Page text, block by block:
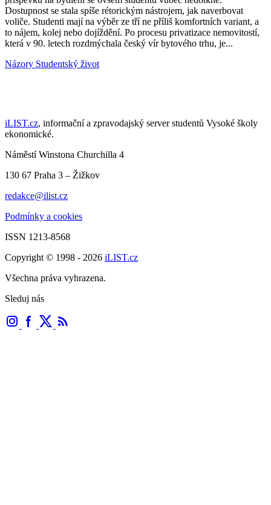
Dostupnost se stala spíše rétorickým nástrojem, jak naverbovat
voliče. Studenti mají na výběr ze tří ne příliš komfortních variant, a
to nájem, kolej nebo dojíždění. Po procesu privatizace nemovitostí,
která v 90. letech rozdmýchala český vír bytového trhu, je...
Názory Studentský život
iLIST.cz, informační a zpravodajský server studentů Vysoké školy
ekonomické.
Náměstí Winstona Churchilla 4
130 67 Praha 3 – Žižkov
redakce@ilist.cz
Podmínky a cookies
ISSN 1213-8568
Copyright © 1998 - 2026 iLIST.cz
Všechna práva vyhrazena.
Sleduj nás